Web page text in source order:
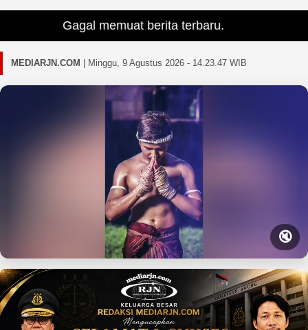
Gagal memuat berita terbaru.
MEDIARJN.COM Minggu, 9 Agustus 2026 - 14.23.48 WIB
🔇